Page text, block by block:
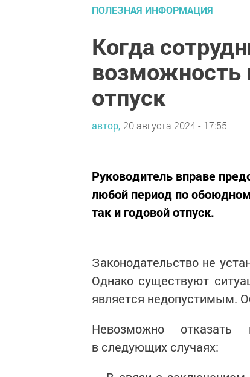
ПОЛЕЗНАЯ ИНФОРМАЦИЯ
Когда
возможность
отпуск
автор, 20 августа 2024 - 17:55
Руководитель вправе
любой период по
так и годовой отпуск.
Законодательство не
Однако существуют
является недопустимым.
Невозможно отказать
в следующих случаях: